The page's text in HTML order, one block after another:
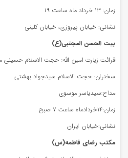
زمان: ۱۳ خرداد ماه ساعت ۱۹
نشانی: خیابان پیروزی، خیابان کلینی
بیت الحسن المجتبی(ع)
قرائت زیارت امین الله: حجت الاسلام حسینی
سخنران: حجت الاسلام سیدجواد بهشتی
مداح:سیدیاسر موسوی
زمان:۱۴خردادماه ساعت ۷ صبح
نشانی:خیابان ایران
مکتب رضای فاطمه(س)